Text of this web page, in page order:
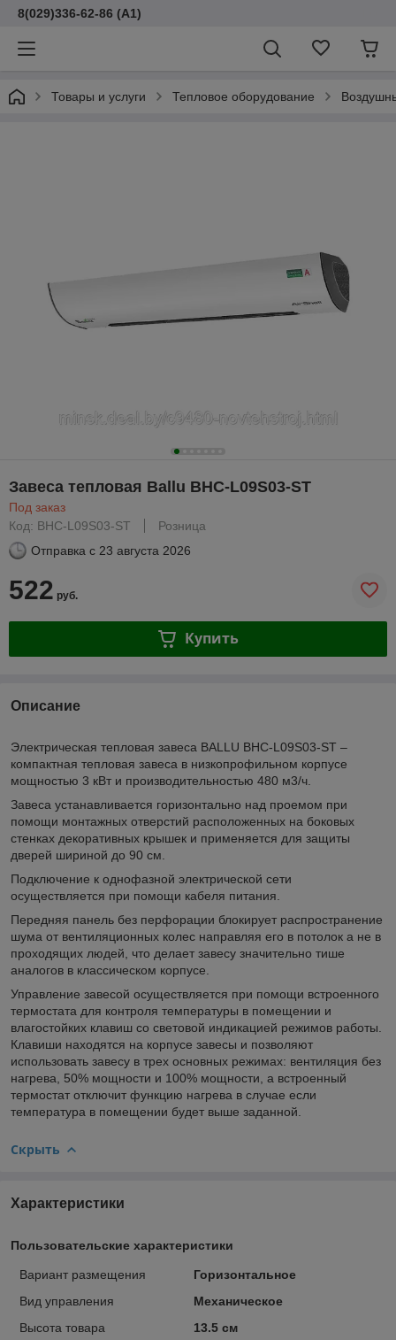
8(029)336-62-86 (A1)
Товары и услуги Тепловое оборудование
Завеса тепловая Ballu BHC-L09S03-ST
Под заказ
Код: BHC-L09S03-ST
Розница
Отправка с 23 августа 2026
522 руб.
Купить
Описание
Электрическая тепловая завеса BALLU BHC-L09S03-ST –
компактная тепловая завеса в низкопрофильном корпусе
мощностью 3 кВт и производительностью 480 м3/ч.
Завеса устанавливается горизонтально над проемом при
помощи монтажных отверстий расположенных на боковых
стенках декоративных крышек и применяется для защиты
дверей шириной до 90 см.
Подключение к однофазной электрической сети
осуществляется при помощи кабеля питания.
Передняя панель без перфорации блокирует распространение
шума от вентиляционных колес направляя его в потолок а не в
проходящих людей, что делает завесу значительно тише
аналогов в классическом корпусе.
Управление завесой осуществляется при помощи встроенного
термостата для контроля температуры в помещении и
влагостойких клавиш со световой индикацией режимов работы.
Клавиши находятся на корпусе завесы и позволяют
использовать завесу в трех основных режимах: вентиляция без
нагрева, 50% мощности и 100% мощности, а встроенный
термостат отключит функцию нагрева в случае если
температура в помещении будет выше заданной.
Скрыть
Характеристики
Пользовательские характеристики
Вариант размещения
Горизонтальное
Вид управления
Механическое
Высота товара
13.5 см